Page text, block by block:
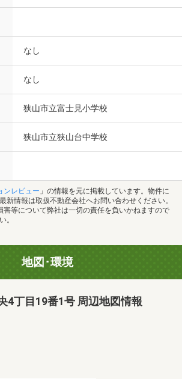
なし
なし
狭山市立富士見小学校
狭山市立狭山台中学校
ンレビュー 」の情報を元に掲載しています。物件に
新情報は取扱不動産会社へお問い合わせください。
害等について弊社は一切の責任を負いかねますので
。
地図･環境
4丁目19番1号 周辺地図情報